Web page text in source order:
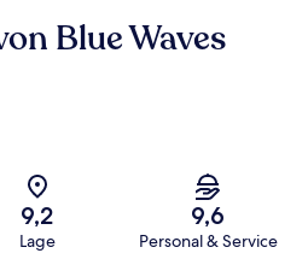
Blue Waves
9,2
Lage
9,6
Personal & Service